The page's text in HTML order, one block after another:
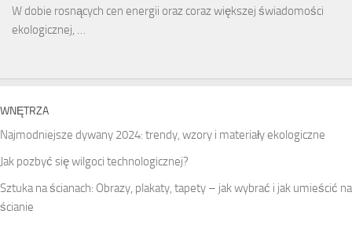
W dobie rosnących cen energii oraz coraz większej świadomości
ekologicznej, …
WNĘTRZA
Najmodniejsze dywany 2024: trendy, wzory i materiały ekologiczne
Jak pozbyć się wilgoci technologicznej?
Sztuka na ścianach: Obrazy, plakaty, tapety – jak wybrać i jak umieścić na
ścianie